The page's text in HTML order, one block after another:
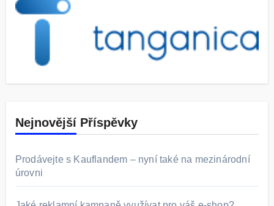
Nejnovější Příspěvky
Prodávejte s Kauflandem – nyní také na mezinárodní
úrovni